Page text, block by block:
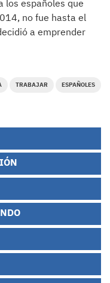
los españoles que
no fue hasta el
a emprender
TRABAJAR ESPAÑOLES